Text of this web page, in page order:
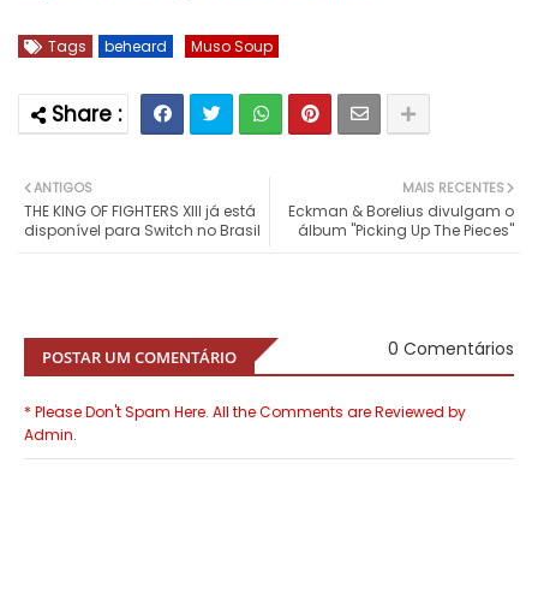
Tags beheard Muso Soup
MAIS RECENTES
Eckman & Borelius divulgam o
álbum "Picking Up The Pieces"
ANTIGOS
THE KING OF FIGHTERS XIII já está
disponível para Switch no Brasil
POSTAR UM COMENTÁRIO 0 Comentários
* Please Don't Spam Here. All the Comments are Reviewed by
Admin.